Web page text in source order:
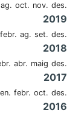
ag. oct. nov. des.
2019
febr. ag. set. des.
2018
abr. maig des.
2017
febr. oct. des.
2016